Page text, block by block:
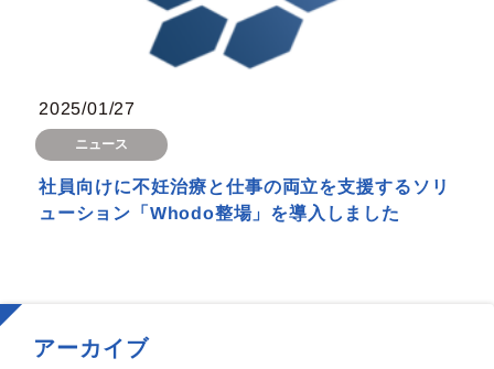
社員向けに不妊治療と仕事の両立を支援するソリ
ューション「Whodo整場」を導入しました
2025/01/27
ニュース
アーカイブ